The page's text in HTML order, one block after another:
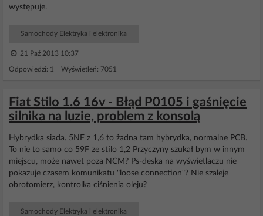
występuje.
Samochody Elektryka i elektronika
21 Paź 2013 10:37
Odpowiedzi: 1 Wyświetleń: 7051
Fiat Stilo 1.6 16v - Błąd P0105 i gaśnięcie
silnika na luzie, problem z konsolą
Hybrydka siada. 5NF z 1,6 to żadna tam hybrydka, normalne PCB.
To nie to samo co 59F ze stilo 1,2 Przyczyny szukał bym w innym
miejscu, może nawet poza NCM? Ps-deska na wyświetlaczu nie
pokazuje czasem komunikatu "loose connection"? Nie szaleje
obrotomierz, kontrolka ciśnienia oleju?
Samochody Elektryka i elektronika